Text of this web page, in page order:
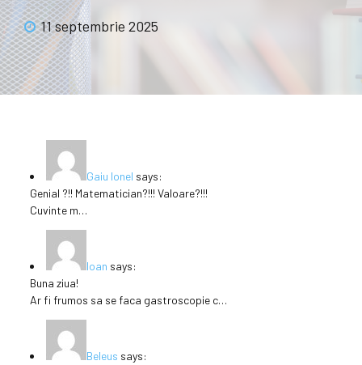
11 septembrie 2025
Gaiu Ionel says:
Genial ?!! Matematician?!!! Valoare?!!!
Cuvinte m…
Ioan says:
Buna ziua!
Ar fi frumos sa se faca gastroscopie c…
Beleus says: